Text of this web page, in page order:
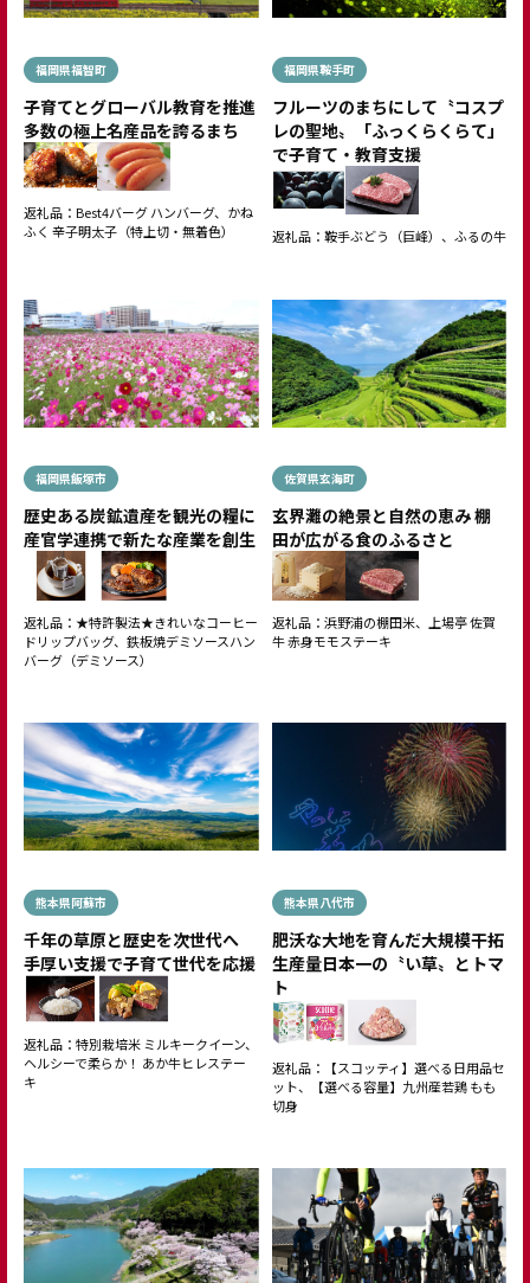
福岡県福智町
子育てとグローバル教育を推進
多数の極上名産品を誇るまち
返礼品：Best4バーグ ハンバーグ、かね
ふく 辛子明太子（特上切・無着色）
福岡県鞍手町
フルーツのまちにして〝コスプ
レの聖地〟「ふっくらくらて」
で子育て・教育支援
返礼品：鞍手ぶどう（巨峰）、ふるの牛
福岡県飯塚市
歴史ある炭鉱遺産を観光の糧に
産官学連携で新たな産業を創生
返礼品：★特許製法★きれいなコーヒー
ドリップバッグ、鉄板焼デミソースハン
バーグ（デミソース）
佐賀県玄海町
玄界灘の絶景と自然の恵み 棚
田が広がる食のふるさと
返礼品：浜野浦の棚田米、上場亭 佐賀
牛 赤身モモステーキ
熊本県阿蘇市
千年の草原と歴史を次世代へ
手厚い支援で子育て世代を応援
返礼品：特別栽培米 ミルキークイーン、
ヘルシーで柔らか！ あか牛ヒレステー
キ
熊本県八代市
肥沃な大地を育んだ大規模干拓
生産量日本一の〝い草〟とトマ
ト
返礼品：【スコッティ】選べる日用品セ
ット、【選べる容量】九州産若鶏 もも
切身